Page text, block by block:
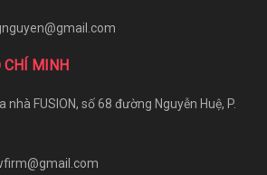
CHÍ MINH
nhà FUSION, số 68 đường Nguyễn Huệ, P.